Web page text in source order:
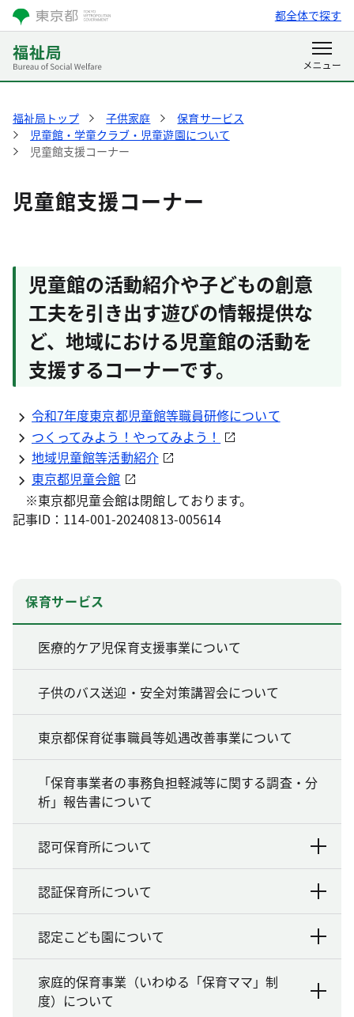
都全体で探す
福祉局トップ 子供家庭
保育サービス
児童館・学童クラブ・児童遊園について
児童館支援コーナー
児童館支援コーナー
児童館の活動紹介や子どもの創意
工夫を引き出す遊びの情報提供な
ど、地域における児童館の活動を
支援するコーナーです。
令和7年度東京都児童館等職員研修について
つくってみよう！やってみよう！
地域児童館等活動紹介
東京都児童会館
※東京都児童会館は閉館しております。
記事ID：114-001-20240813-005614
保育サービス
医療的ケア児保育支援事業について
子供のバス送迎・安全対策講習会について
東京都保育従事職員等処遇改善事業について
「保育事業者の事務負担軽減等に関する調査・分
析」報告書について
認可保育所について
認証保育所について
認定こども園について
家庭的保育事業（いわゆる「保育ママ」制
度）について